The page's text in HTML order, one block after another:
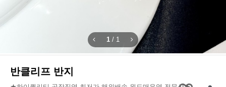
1 / 1
반클리프 반지